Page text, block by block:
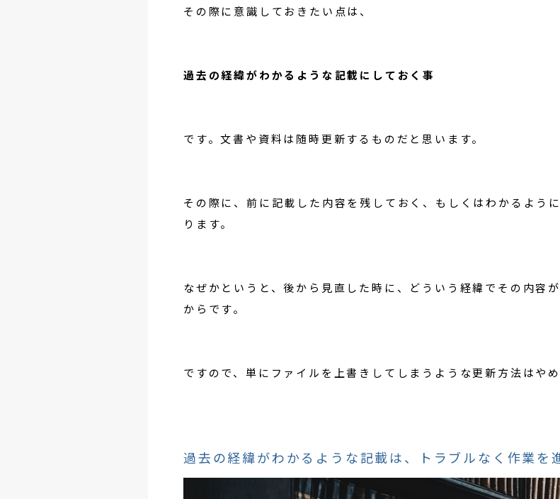
その際に意識しておきたい点は、
過去の経緯がわかるような記載にしておく事
です。文書や資料は随時更新するものだと思います。
その際に、前に記載した内容を残しておく、もしくはわかるよう
ります。
なぜかというと、後から見直した時に、どういう経緯でその内容
からです。
ですので、単にファイルを上書きしてしまうような更新方法はやめ
過去の経緯がわかるような記載は、トラブルなく作業を